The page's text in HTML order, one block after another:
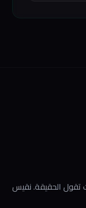
تقول الحقيقة. نقيس